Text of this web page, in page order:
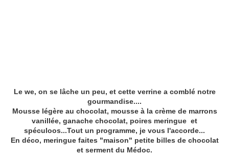
Le we, on se lâche un peu, et cette verrine a comblé notre
gourmandise....
Mousse légère au chocolat, mousse à la crème de marrons
vanillée, ganache chocolat, poires meringue et
spéculoos...Tout un programme, je vous l'accorde...
En déco, meringue faites "maison" petite billes de chocolat
et serment du Médoc.